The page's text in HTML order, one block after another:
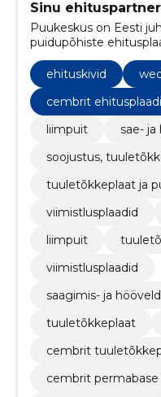
Sinu
Puukeskus on Eesti
puidupõhiste
lahendusi nii
ehituskivid
cembrit
liimpuit
sae-
soojustus,
tuuletõkkeplaat ja
viimistlusplaadid
liimpuit
viimistlusplaadid
saagimis- ja
tuuletõkkeplaat
cembrit
cembrit permabase